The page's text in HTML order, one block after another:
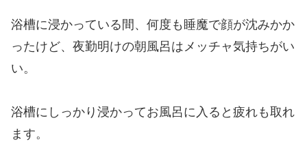
浴槽に浸かっている間、何度も睡魔で顔が沈みかか
ったけど、夜勤明けの朝風呂はメッチャ気持ちがい
い。
浴槽にしっかり浸かってお風呂に入ると疲れも取れ
ます。